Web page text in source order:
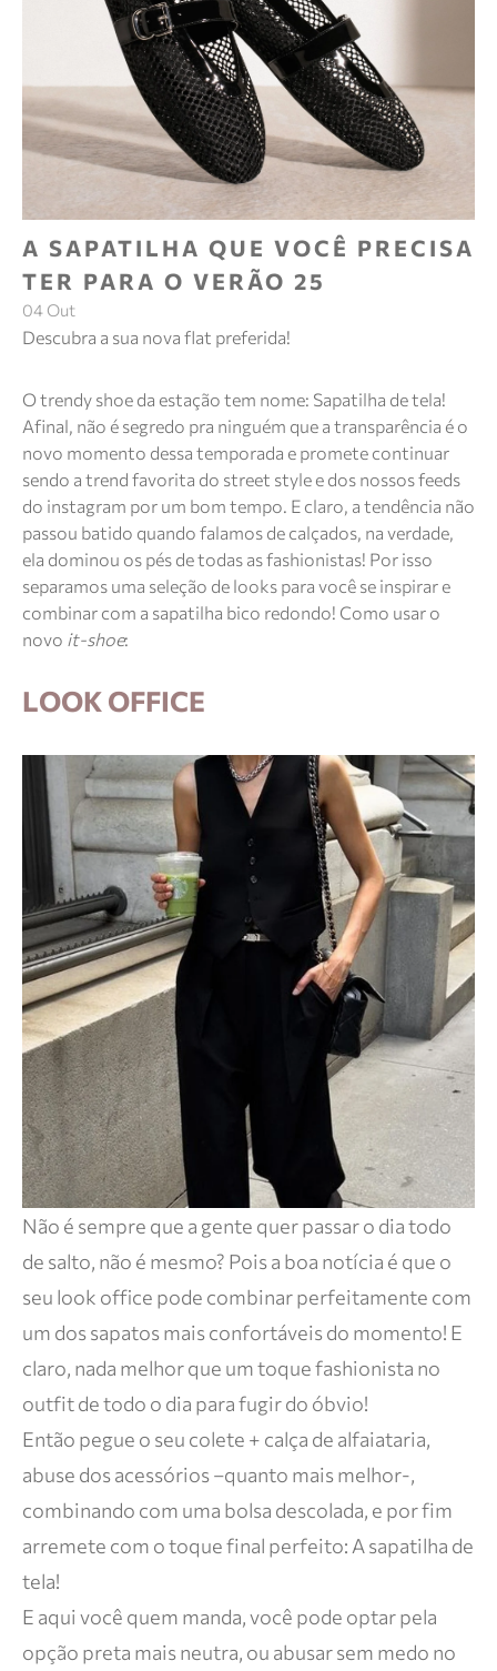
A SAPATILHA QUE VOCÊ PRECISA
TER PARA O VERÃO 25
04 Out
Descubra a sua nova flat preferida!
O trendy shoe da estação tem nome: Sapatilha de tela!
Afinal, não é segredo pra ninguém que a transparência é o
novo momento dessa temporada e promete continuar
sendo a trend favorita do street style e dos nossos feeds
do instagram por um bom tempo. E claro, a tendência não
passou batido quando falamos de calçados, na verdade,
ela dominou os pés de todas as fashionistas! Por isso
separamos uma seleção de looks para você se inspirar e
combinar com a sapatilha bico redondo! Como usar o
novo it-shoe:
LOOK OFFICE
Não é sempre que a gente quer passar o dia todo
de salto, não é mesmo? Pois a boa notícia é que o
seu look office pode combinar perfeitamente com
um dos sapatos mais confortáveis do momento! E
claro, nada melhor que um toque fashionista no
outfit de todo o dia para fugir do óbvio!
Então pegue o seu colete + calça de alfaiataria,
abuse dos acessórios –quanto mais melhor-,
combinando com uma bolsa descolada, e por fim
arremete com o toque final perfeito: A sapatilha de
tela!
E aqui você quem manda, você pode optar pela
opção preta mais neutra, ou abusar sem medo no